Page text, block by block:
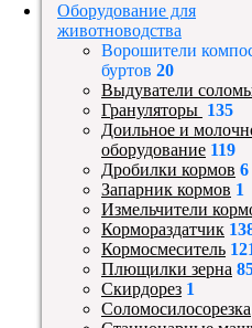
Оборудование для
животноводства
Ворошители
буртов 20
Выдуватели
Грануляторы 135
Доильное и
оборудование 119
Дробилки кормов 6
Запарник кормов 1
Измельчители
Кормораздатчик
Кормосмеситель
Плющилки зерна
Скирдорез 1
Соломосилосорезка